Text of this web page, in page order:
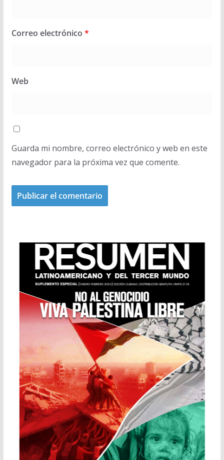
Correo electrónico *
Web
Guarda mi nombre, correo electrónico y web en este
navegador para la próxima vez que comente.